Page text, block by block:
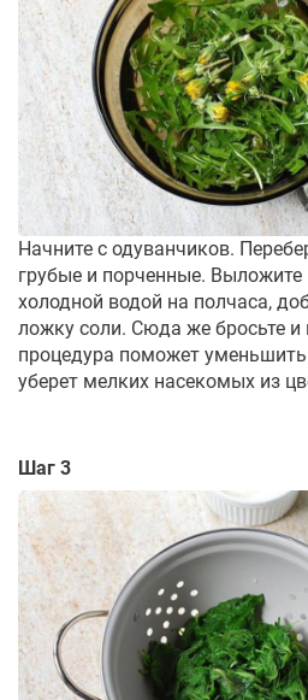
Начните с одуванчиков.
грубые и порченные. Выложите
холодной водой на полчаса,
ложку соли. Сюда же бросьте и
процедура поможет
уберет мелких насекомых из
Шаг 3